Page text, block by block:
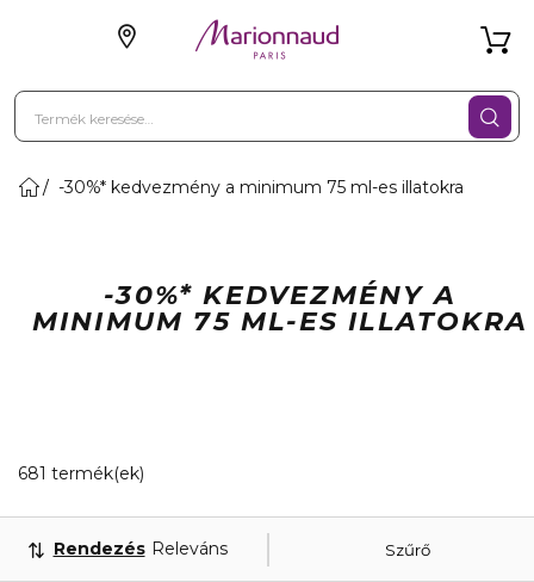
-30%* kedvezmény a minimum 75 ml-es illatokra
-30%* KEDVEZMÉNY A
MINIMUM 75 ML-ES ILLATOKRA
681 termék(ek)
Szűrő
Rendezés Releváns